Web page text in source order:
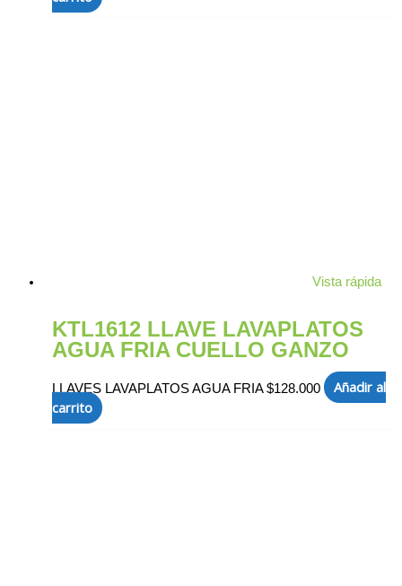
Vista rápida
KTL1612 LLAVE LAVAPLATOS
AGUA FRIA CUELLO GANZO
LLAVES LAVAPLATOS AGUA FRIA$128.000
Añadir al
carrito